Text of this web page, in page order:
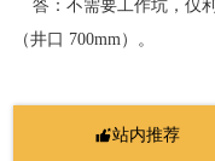
答：不需要工作坑，仅
（井口 700mm）。
站内推荐